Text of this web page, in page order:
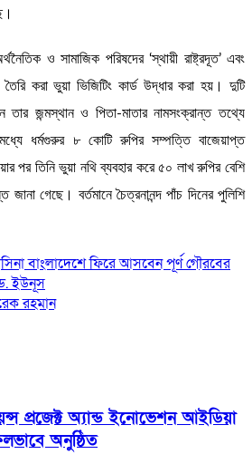
ও সামাজিক পরিষদের ‘স্থায়ী রাষ্ট্রদূত’ এবং
তৈরি করা ভুয়া ভিজিটিং কার্ড উদ্ধার করা হয়। দুটি
তার জন্মস্থান ও পিতা-মাতার নামসংক্রান্ত তথ্যে
ধর্মগুরুর ৮ কোটি রুপির সম্পত্তি বাজেয়াপ্ত
তিনি ভুয়া নথি ব্যবহার করে ৫০ লাখ রুপির বেশি
গেছে। বর্তমানে চৈত্রনানন্দ পাঁচ দিনের পুলিশি
বাংলাদেশে ফিরে আসবেন পূর্ণ গৌরবের
ড. ইউনূস
রহমান
প্রজেক্ট অ্যান্ড ইনোভেশন আইডিয়া
অনুষ্ঠিত